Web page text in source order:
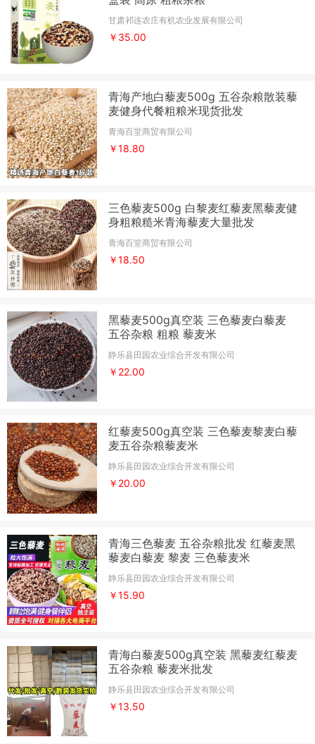
甘肃祁连农庄有机农业发展有限公司
￥35.00
青海产地白藜麦500g 五谷杂粮散装藜
麦健身代餐粗粮米现货批发
青海百堂商贸有限公司
￥18.80
三色藜麦500g 白黎麦红藜麦黑藜麦健
身粗粮糙米青海藜麦大量批发
青海百堂商贸有限公司
￥18.50
黑藜麦500g真空装 三色藜麦白藜麦
五谷杂粮 粗粮 藜麦米
静乐县田园农业综合开发有限公司
￥22.00
红藜麦500g真空装 三色藜麦黎麦白藜
麦五谷杂粮藜麦米
静乐县田园农业综合开发有限公司
￥20.00
青海三色藜麦 五谷杂粮批发 红藜麦黑
藜麦白藜麦 黎麦 三色藜麦米
静乐县田园农业综合开发有限公司
￥15.90
青海白藜麦500g真空装 黑藜麦红藜麦
五谷杂粮 藜麦米批发
静乐县田园农业综合开发有限公司
￥13.50